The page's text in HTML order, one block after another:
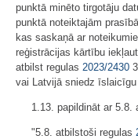
punktā minēto tirgotāju
punktā noteiktajām
kas saskaņā ar
reģistrācijas kārtību
atbilst regulas 2023/2430
vai Latvijā sniedz
1.13. papildināt ar 5.8.
"5.8. atbilstoši regulas